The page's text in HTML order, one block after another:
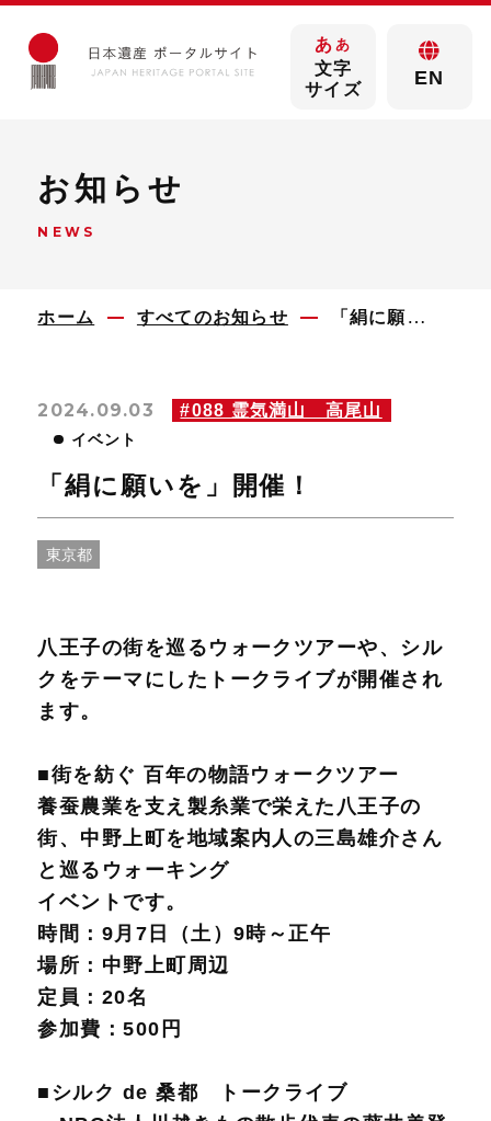
あ あ
文字
サイズ
EN
お知らせ
NEWS
ホーム すべてのお知らせ 「絹に願いを」開催！
2024.09.03 #088 霊気満山 高尾山
イベント
「絹に願いを」開催！
東京都
八王子の街を巡るウォークツアーや、シル
クをテーマにしたトークライブが開催され
ます。
■街を紡ぐ 百年の物語ウォークツアー
養蚕農業を支え製糸業で栄えた八王子の
街、中野上町を地域案内人の三島雄介さん
と巡るウォーキング
イベントです。
時間：9月7日（土）9時～正午
場所：中野上町周辺
定員：20名
参加費：500円
■シルク de 桑都 トークライブ